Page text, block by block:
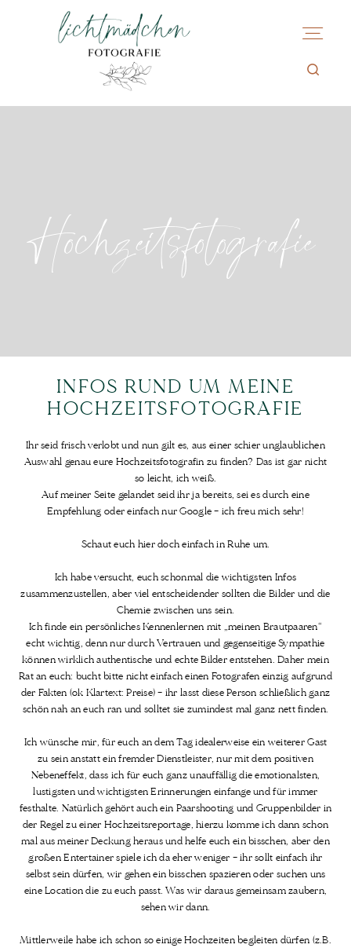
Hochzeitsfotografie
INFOS RUND UM MEINE
HOCHZEITSFOTOGRAFIE
Ihr seid frisch verlobt und nun gilt es, aus einer schier unglaublichen
Auswahl genau eure Hochzeitsfotografin zu finden? Das ist gar nicht
so leicht, ich weiß.
Auf meiner Seite gelandet seid ihr ja bereits, sei es durch eine
Empfehlung oder einfach nur Google – ich freu mich sehr!
Schaut euch hier doch einfach in Ruhe um.
Ich habe versucht, euch schonmal die wichtigsten Infos
zusammenzustellen, aber viel entscheidender sollten die Bilder und die
Chemie zwischen uns sein.
Ich finde ein persönliches Kennenlernen mit „meinen Brautpaaren“
echt wichtig, denn nur durch Vertrauen und gegenseitige Sympathie
können wirklich authentische und echte Bilder entstehen. Daher mein
Rat an euch: bucht bitte nicht einfach einen Fotografen einzig aufgrund
der Fakten (ok Klartext: Preise) – ihr lasst diese Person schließlich ganz
schön nah an euch ran und solltet sie zumindest mal ganz nett finden.
Ich wünsche mir, für euch an dem Tag idealerweise ein weiterer Gast
zu sein anstatt ein fremder Dienstleister, nur mit dem positiven
Nebeneffekt, dass ich für euch ganz unauffällig die emotionalsten,
lustigsten und wichtigsten Erinnerungen einfange und für immer
festhalte. Natürlich gehört auch ein Paarshooting und Gruppenbilder in
der Regel zu einer Hochzeitsreportage, hierzu komme ich dann schon
mal aus meiner Deckung heraus und helfe euch ein bisschen, aber den
großen Entertainer spiele ich da eher weniger – ihr sollt einfach ihr
selbst sein dürfen, wir gehen ein bisschen spazieren oder suchen uns
eine Location die zu euch passt. Was wir daraus gemeinsam zaubern,
sehen wir dann.
Mittlerweile habe ich schon so einige Hochzeiten begleiten dürfen (z.B.